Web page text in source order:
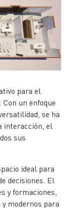
para el
un enfoque
se ha
interacción, el
sus
ideal para
decisiones. El
y formaciones,
modernos para